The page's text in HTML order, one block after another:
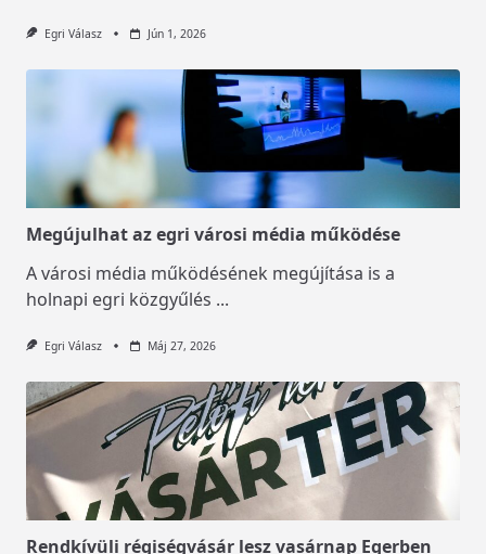
Egri Válasz Jún 1, 2026
Megújulhat az egri városi média működése
A városi média működésének megújítása is a
holnapi egri közgyűlés ...
Egri Válasz Máj 27, 2026
Rendkívüli régiségvásár lesz vasárnap Egerben